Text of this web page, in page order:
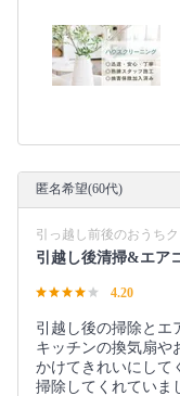
匿名希望(60代)
引っ越し前後のおうち
引越し後清掃&エア
4.20
引越し後の掃除とエ
キッチンの換気扇や
かけてきれいにして
掃除してくれていま